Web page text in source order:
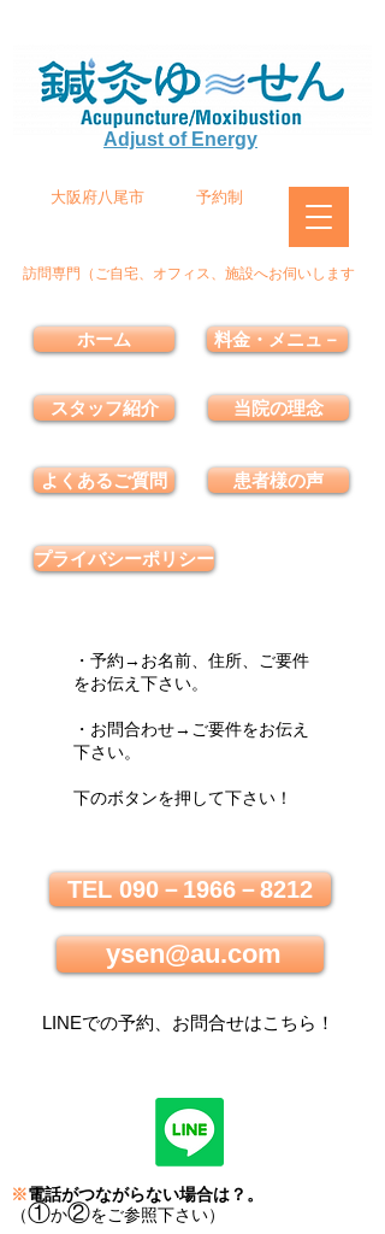
Adjust of Energy
大阪府八尾市 予約制
訪問専門（ご自宅、オフィス、施設へお伺いします
ホーム
スタッフ紹介
よくあるご質問
料金・メニュ－
当院の理念
患者様の声
プライバシーポリシー
・予約→お名前、住所、ご要件
をお伝え下さい。
・お問合わせ→ご要件をお伝え
下さい。
下のボタンを押して下さい！
TEL 090－1966－8212
ysen@au.com
LINEでの予約、お問合せはこちら ！
※電話がつながらない場合は？。
（①か②をご参照下さい）